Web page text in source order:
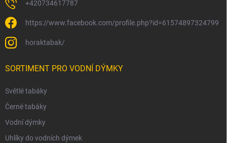
+420734617787
https://www.facebook.com/profile.php?id=61574897324799
horaktabak/
SORTIMENT PRO VODNÍ DÝMKY
Světlé tabáky
Černé tabáky
Vodní dýmky
Uhlíky do vodních dýmek